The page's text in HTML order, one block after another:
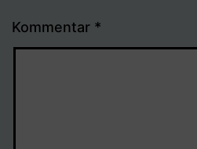
Kommentar *